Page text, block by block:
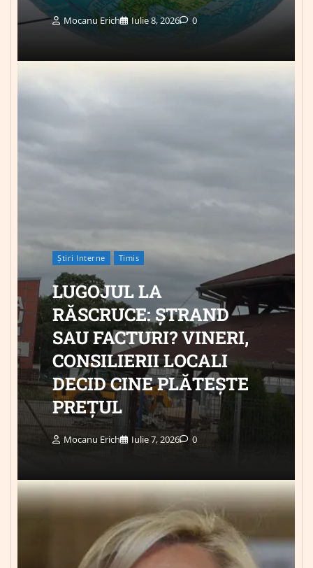
Mocanu Erich Iulie 8, 2026 0
Știri Interne Timis
LUGOJUL LA
RĂSCRUCE: ȘTRAND
SAU FACTURI? VINERI,
CONSILIERII LOCALI
DECID CINE PLĂTEȘTE
PREȚUL
Mocanu Erich Iulie 7, 2026 0